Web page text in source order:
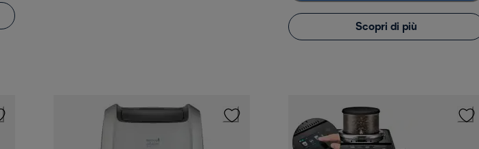
Scopri di più